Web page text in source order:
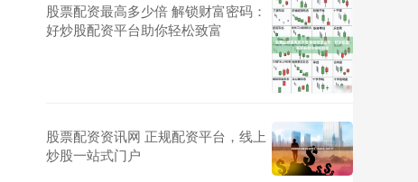
股票配资最高多少倍 解锁财富密码：
好炒股配资平台助你轻松致富
股票配资资讯网 正规配资平台，线上
炒股一站式门户